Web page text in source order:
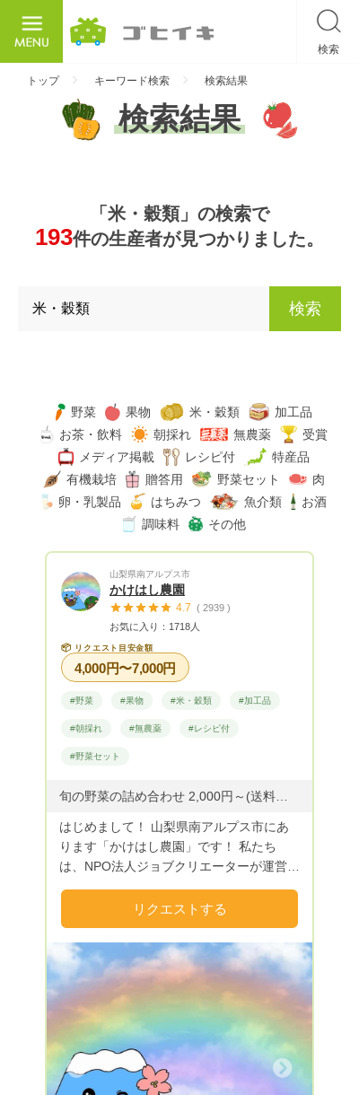
検索
トップ キーワード検索 検索結果
検索結果
「米・穀類」の検索で
193件の生産者が見つかりました。
検索
野菜 果物 米・穀類
加工品
お茶・飲料
朝採れ 無農薬
受賞
メディア掲載
レシピ付
特産品
有機栽培
贈答用 野菜セット
肉
卵・乳製品
はちみつ 魚介類
お酒
調味料
その他
山梨県南アルプス市
かけはし農園
4.7 ( 2939 )
お気に入り：1718人
📦 リクエスト目安金額
4,000円〜7,000円
#野菜 #果物 #米・穀類 #加工品
#朝採れ #無農薬 #レシピ付
#野菜セット
はじめまして！ 山梨県南アルプス市にあ
ります「かけはし農園」です！ 私たち
は、NPO法人ジョブクリエーターが運営す
スかけはし」をご利用の皆様と一緒に「か
けはし農園」で野菜を作っています。 南
アルプスの雪解け水をふんだんに使い、栽
培期間中は農薬を使っていません。
（「無農薬」という表記は使ってはいけな
いためこのような表現となっています）
また化学肥料は一切使用せず有機質肥料で
育んでいます！ 安心して食べられる美味
しいかけはし農園のおすすめ野菜をご家庭
へお届けします。 ご縁がございましたら
リクエストする
Next